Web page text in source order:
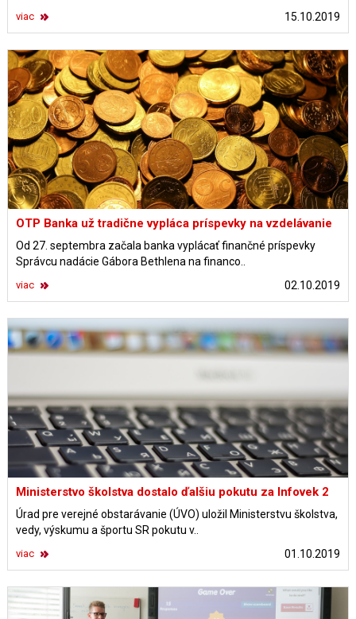
15.10.2019
viac
OTP Banka už tradične vypláca príspevky na vzdelávanie
Od 27. septembra začala banka vyplácať finančné príspevky
Správcu nadácie Gábora Bethlena na financo..
02.10.2019
viac
Ministerstvo školstva dostalo ďalšiu pokutu za Infovek 2
Úrad pre verejné obstarávanie (ÚVO) uložil Ministerstvu školstva,
vedy, výskumu a športu SR pokutu v..
01.10.2019
viac